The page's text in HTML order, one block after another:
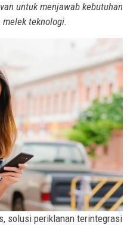
untuk menjawab kebutuhan
teknologi.
solusi periklanan terintegrasi